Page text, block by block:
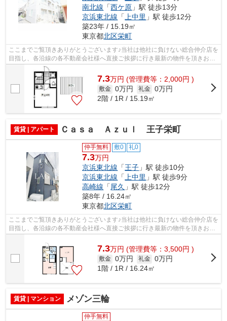
南北線 「西ケ原 」駅 徒歩13分
京浜東北線 「 上中里 」駅 徒歩12分
築23年 / 15.19㎡
東京都北区栄町
ここまでご覧頂きありがとうございます♪当社は他社に負けない総合仲介店を
目指し、各沿線の各不動産会社様へ直接ご挨拶に行き最新の物件を頂きお客
様へ提供しております！最新の情報は...
7.3万円 (管理費等：2,000円 )
敷金 0万円 礼金 0万円
2階 / 1R / 15.19㎡
賃貸 | アパート Ｃａｓａ Ａｚｕｌ 王子栄町
仲手無料 敷0 礼0
7.3万円
京浜東北線 「王子 」駅 徒歩10分
京浜東北線 「 上中里 」駅 徒歩9分
高崎線 「尾久 」駅 徒歩12分
築8年 / 16.24㎡
東京都北区栄町
ここまでご覧頂きありがとうございます♪当社は他社に負けない総合仲介店を
目指し、各沿線の各不動産会社様へ直接ご挨拶に行き最新の物件を頂きお客
様へ提供しております！最新の情報は...
7.3万円 (管理費等：3,500円 )
敷金 0万円 礼金 0万円
1階 / 1R / 16.24㎡
賃貸 | マンション メゾン三輪
仲手無料